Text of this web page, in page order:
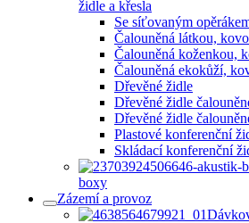
židle a křesla
Se síťovaným
Čalouněná látkou,
Čalouněná koženkou,
Čalouněná ekokůží,
Dřevěné židle
Dřevěné židle
Dřevěné židle
Plastové konferenční
Skládací konferenční
boxy
Zázemí a provoz